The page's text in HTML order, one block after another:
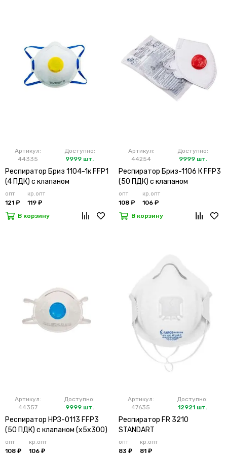
Артикул:
44335
Доступно:
9999 шт.
Респиратор Бриз 1104-1к FFP1
(4 ПДК) с клапаном
опт
121 ₽
кр.опт
119 ₽
В корзину
Артикул:
44254
Доступно:
9999 шт.
Респиратор Бриз-1106 К FFP3
(50 ПДК) с клапаном
опт
108 ₽
кр.опт
106 ₽
В корзину
Артикул:
44357
Доступно:
9999 шт.
Респиратор НРЗ-0113 FFP3
(50 ПДК) с клапаном (х5х300)
опт
108 ₽
кр.опт
106 ₽
Артикул:
47635
Доступно:
12921 шт.
Респиратор FR 3210
STANDART
опт
83 ₽
кр.опт
81 ₽